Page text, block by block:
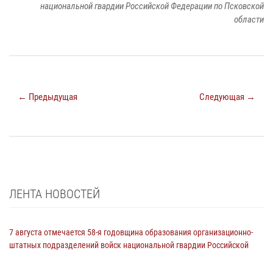
национальной гвардии Российской Федерации по Псковской
области
← Предыдущая Следующая →
ЛЕНТА НОВОСТЕЙ
7 августа отмечается 58-я годовщина образования организационно-
штатных подразделений войск национальной гвардии Российской